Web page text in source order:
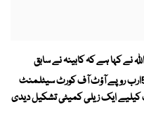
اللہ نے کہا ہے کہ کابینہ نے سابق
وزیراعظم عمران خان حکومت کی طرف سے 50ارب روپے آؤٹ آف کورٹ سیٹلمنٹ
کیلیے ایک زیلی کمیٹی تشکیل دیدی